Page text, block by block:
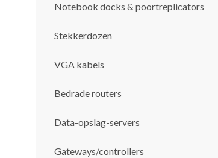
Notebook docks & poortreplicators
Stekkerdozen
VGA kabels
Bedrade routers
Data-opslag-servers
Gateways/controllers